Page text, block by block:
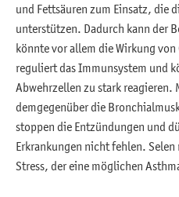
und Fettsäuren zum Einsatz, die
unterstützen. Dadurch kann der
könnte vor allem die Wirkung
reguliert das Immunsystem und
Abwehrzellen zu stark reagieren.
demgegenüber die
stoppen die Entzündungen und
Erkrankungen nicht fehlen.
Stress, der eine möglichen